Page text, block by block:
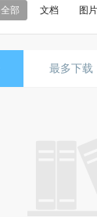
全部 文档 图片
最多下载